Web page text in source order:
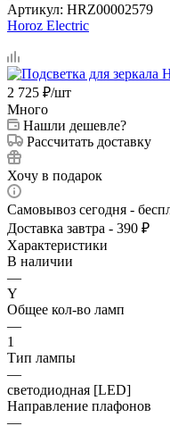
Артикул: HRZ00002579
Horoz Electric
2 725 ₽/шт
Много
Нашли дешевле?
Рассчитать доставку
Хочу в подарок
Самовывоз сегодня -
Доставка завтра - 390 ₽
Характеристики
В наличии
—
Y
Общее кол-во ламп
—
1
Тип лампы
—
светодиодная [LED]
Направление плафонов
—